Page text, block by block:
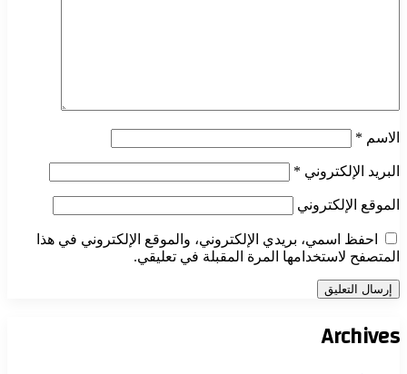
الاسم *
البريد الإلكتروني *
الموقع الإلكتروني
احفظ اسمي، بريدي الإلكتروني، والموقع الإلكتروني في هذا
المتصفح لاستخدامها المرة المقبلة في تعليقي.
Archives